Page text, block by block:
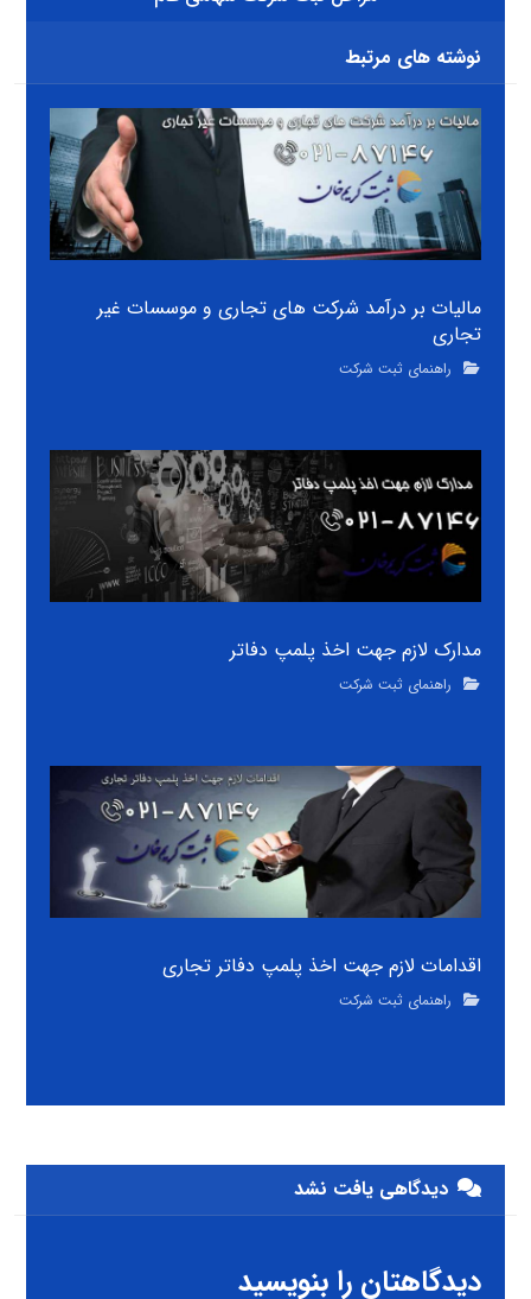
نوشته های مرتبط
مالیات بر درآمد شرکت های تجاری و موسسات غیر
تجاری
راهنمای ثبت شرکت
مدارک لازم جهت اخذ پلمپ دفاتر
راهنمای ثبت شرکت
اقدامات لازم جهت اخذ پلمپ دفاتر تجاری
راهنمای ثبت شرکت
دیدگاهی یافت نشد
دیدگاهتان را بنویسید